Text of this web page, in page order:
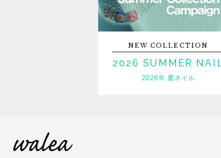
NEWCOLLECTION
2026 SUMMER
2026年 夏ネイル